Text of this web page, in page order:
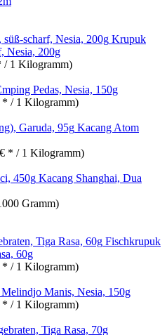
Krupuk
Nesia, 200g
/ 1 Kilogramm)
Pedas, Nesia, 150g
* / 1 Kilogramm)
Kacang Atom
* / 1 Kilogramm)
Kacang Shanghai, Dua
Gramm)
Fischkrupuk
60g
* / 1 Kilogramm)
Melindjo Manis, Nesia, 150g
* / 1 Kilogramm)